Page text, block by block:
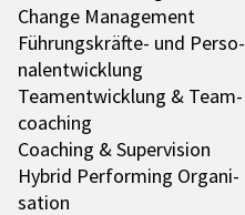
Change Manage­ment
Führungs­­­kräfte- und Perso­
nal­ent­wick­lung
Team­ent­wick­lung & Team­
coa­ching
Coaching & Super­vi­sion
Hybrid Performing Orga­ni­
sa­tion